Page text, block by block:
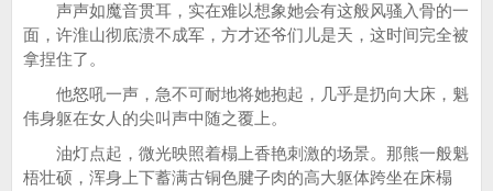
声声如魔音贯耳，实在难以想象她会有这般风骚入骨的一
面，许淮山彻底溃不成军，方才还爷们儿是天，这时间完全被
拿捏住了。
他怒吼一声，急不可耐地将她抱起，几乎是扔向大床，魁
伟身躯在女人的尖叫声中随之覆上。
油灯点起，微光映照着榻上香艳刺激的场景。那熊一般魁
梧壮硕，浑身上下蓄满古铜色腱子肉的高大躯体跨坐在床榻